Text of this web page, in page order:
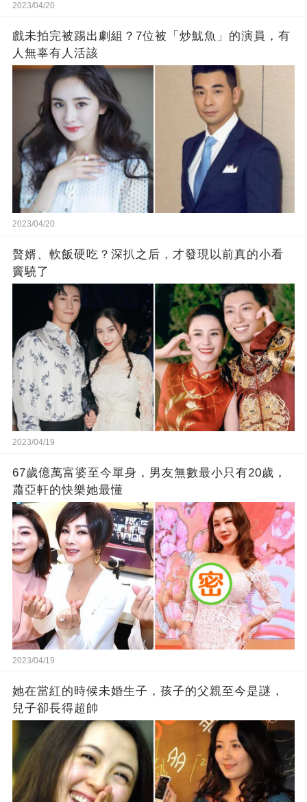
2023/04/20
戲未拍完被踢出劇組？7位被「炒魷魚」的演員，有
人無辜有人活該
2023/04/20
贅婿、軟飯硬吃？深扒之后，才發現以前真的小看
竇驍了
2023/04/19
67歲億萬富婆至今單身，男友無數最小只有20歲，
蕭亞軒的快樂她最懂
2023/04/19
她在當紅的時候未婚生子，孩子的父親至今是謎，
兒子卻長得超帥